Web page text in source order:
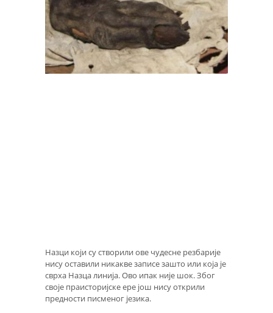
Назци који су створили ове чудесне резбарије
нису оставили никакве записе зашто или која је
сврха Назца линија. Ово ипак није шок. Због
своје праисторијске ере још нису открили
предности писменог језика.